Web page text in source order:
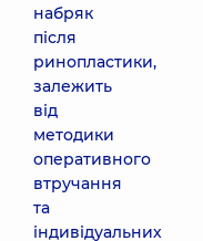
набряк
після
ринопластики,
залежить
від
методики
оперативного
втручання
та
індивідуальних